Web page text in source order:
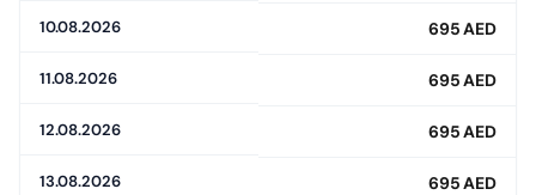
красоту с каждой стороны, является отличной
собственными глазами!
10.08.2026 695 AED
11.08.2026 695 AED
12.08.2026 695 AED
13.08.2026 695 AED